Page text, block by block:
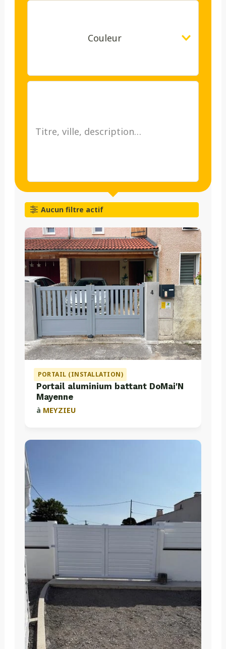
Couleur
Aucun filtre actif
PORTAIL (INSTALLATION)
Portail aluminium battant DoMai'N
Mayenne
à MEYZIEU